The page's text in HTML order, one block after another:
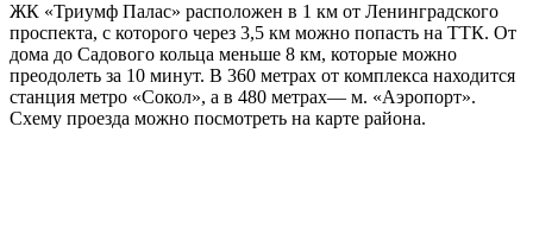
ЖК «Триумф Палас» расположен в 1 км от Ленинградского
проспекта, с которого через 3,5 км можно попасть на ТТК. От
дома до Садового кольца меньше 8 км, которые можно
преодолеть за 10 минут. В 360 метрах от комплекса находится
станция метро «Сокол», а в 480 метрах— м. «Аэропорт».
Схему проезда можно посмотреть на карте района.